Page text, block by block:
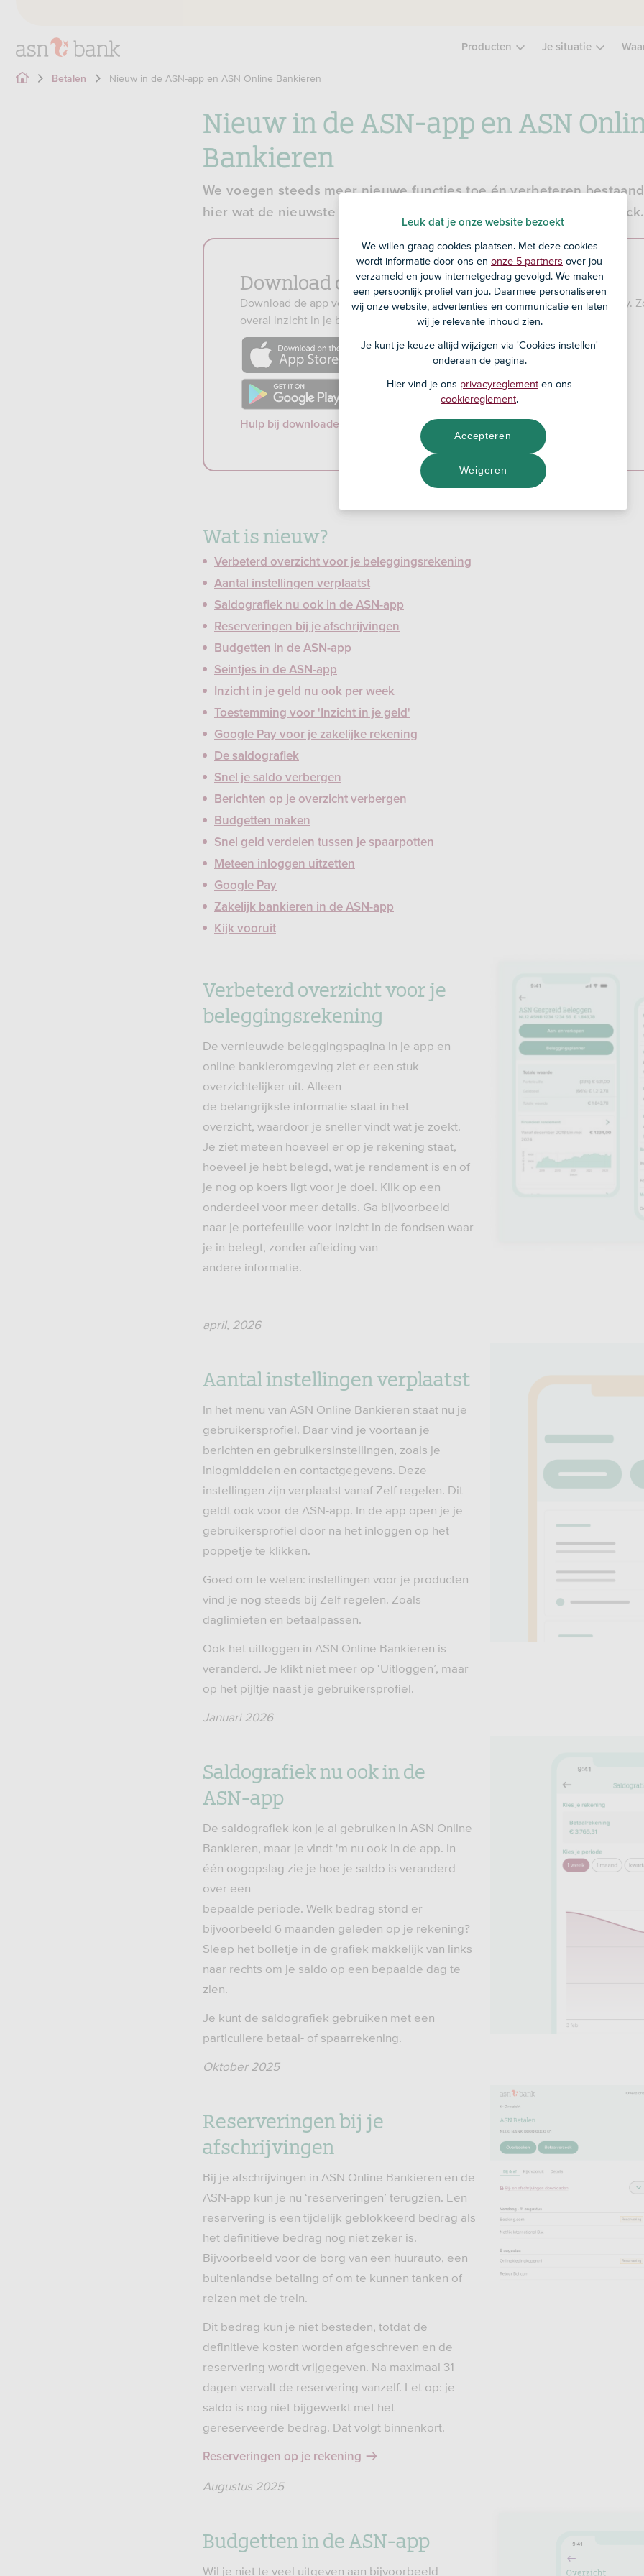
Producten Je situatie
Betalen Nieuw in de ASN-app en ASN Online Bankieren
Nieuw in de ASN-app en ASN
Bankieren
We voegen steeds meer nieuwe functies toe én verbeteren
hier wat de nieuwste verbeteringen zijn, op basis van jouw feedback.
Download de ASN-app
Download de app voor je smartphone of tablet in de App Store of Google Play.
overal inzicht in je bankzaken.
https://apps.apple.com/nl/app/id1585770794
https://play.google.com/store/apps/details?
id=nl.devolksbank.asn.bankieren
Hulp bij downloaden en aanmelden
Wat is nieuw?
Verbeterd overzicht voor je beleggingsrekening
Aantal instellingen verplaatst
Saldografiek nu ook in de ASN-app
Reserveringen bij je afschrijvingen
Budgetten in de ASN-app
Seintjes in de ASN-app
Inzicht in je geld nu ook per week
Toestemming voor 'Inzicht in je geld'
Google Pay voor je zakelijke rekening
De saldografiek
Snel je saldo verbergen
Berichten op je overzicht verbergen
Budgetten maken
Snel geld verdelen tussen je spaarpotten
Meteen inloggen uitzetten
Google Pay
Zakelijk bankieren in de ASN-app
Kijk vooruit
Verbeterd overzicht voor je
beleggingsrekening
De vernieuwde beleggingspagina in je app en
online bankieromgeving ziet er een stuk
overzichtelijker uit. Alleen
de belangrijkste informatie staat in het
overzicht, waardoor je sneller vindt wat je zoekt.
Je ziet meteen hoeveel er op je rekening staat,
hoeveel je hebt belegd, wat je rendement is en of
je nog op koers ligt voor je doel. Klik op een
onderdeel voor meer details. Ga bijvoorbeeld
naar je portefeuille voor inzicht in de fondsen waar
je in belegt, zonder afleiding van
andere informatie.
april, 2026
Aantal instellingen verplaatst
In het menu van ASN Online Bankieren staat nu je
gebruikersprofiel. Daar vind je voortaan je
berichten en gebruikersinstellingen, zoals je
inlogmiddelen en contactgegevens. Deze
instellingen zijn verplaatst vanaf Zelf regelen. Dit
geldt ook voor de ASN-app. In de app open je je
gebruikersprofiel door na het inloggen op het
poppetje te klikken.
Goed om te weten: instellingen voor je producten
vind je nog steeds bij Zelf regelen. Zoals
daglimieten en betaalpassen.
Ook het uitloggen in ASN Online Bankieren is
veranderd. Je klikt niet meer op ‘Uitloggen’, maar
op het pijltje naast je gebruikersprofiel.
Januari 2026
Saldografiek nu ook in de
ASN-app
De saldografiek kon je al gebruiken in ASN Online
Bankieren, maar je vindt 'm nu ook in de app. In
één oogopslag zie je hoe je saldo is veranderd
over een
bepaalde periode. Welk bedrag stond er
bijvoorbeeld 6 maanden geleden op je rekening?
Sleep het bolletje in de grafiek makkelijk van links
naar rechts om je saldo op een bepaalde dag te
zien.
Je kunt de saldografiek gebruiken met een
particuliere betaal- of spaarrekening.
Oktober 2025
Reserveringen bij je
afschrijvingen
Bij je afschrijvingen in ASN Online Bankieren en de
ASN-app kun je nu ‘reserveringen’ terugzien. Een
reservering is een tijdelijk geblokkeerd bedrag als
het definitieve bedrag nog niet zeker is.
Bijvoorbeeld voor de borg van een huurauto, een
buitenlandse betaling of om te kunnen tanken of
reizen met de trein.
Dit bedrag kun je niet besteden, totdat de
definitieve kosten worden afgeschreven en de
reservering wordt vrijgegeven. Na maximaal 31
dagen vervalt de reservering vanzelf. Let op: je
saldo is nog niet bijgewerkt met het
gereserveerde bedrag. Dat volgt binnenkort.
Reserveringen op je rekening
Augustus 2025
Budgetten in de ASN-app
Wil je niet te veel uitgeven aan bijvoorbeeld
Leuk dat je onze website bezoekt
We willen graag cookies plaatsen. Met deze cookies
wordt informatie door ons en onze 5 partners over jou
verzameld en jouw internetgedrag gevolgd. We maken
een persoonlijk profiel van jou. Daarmee personaliseren
wij onze website, advertenties en communicatie en laten
wij je relevante inhoud zien.
Je kunt je keuze altijd wijzigen via 'Cookies instellen'
onderaan de pagina.
Hier vind je ons privacyreglement en ons
cookiereglement.
Weigeren
Accepteren